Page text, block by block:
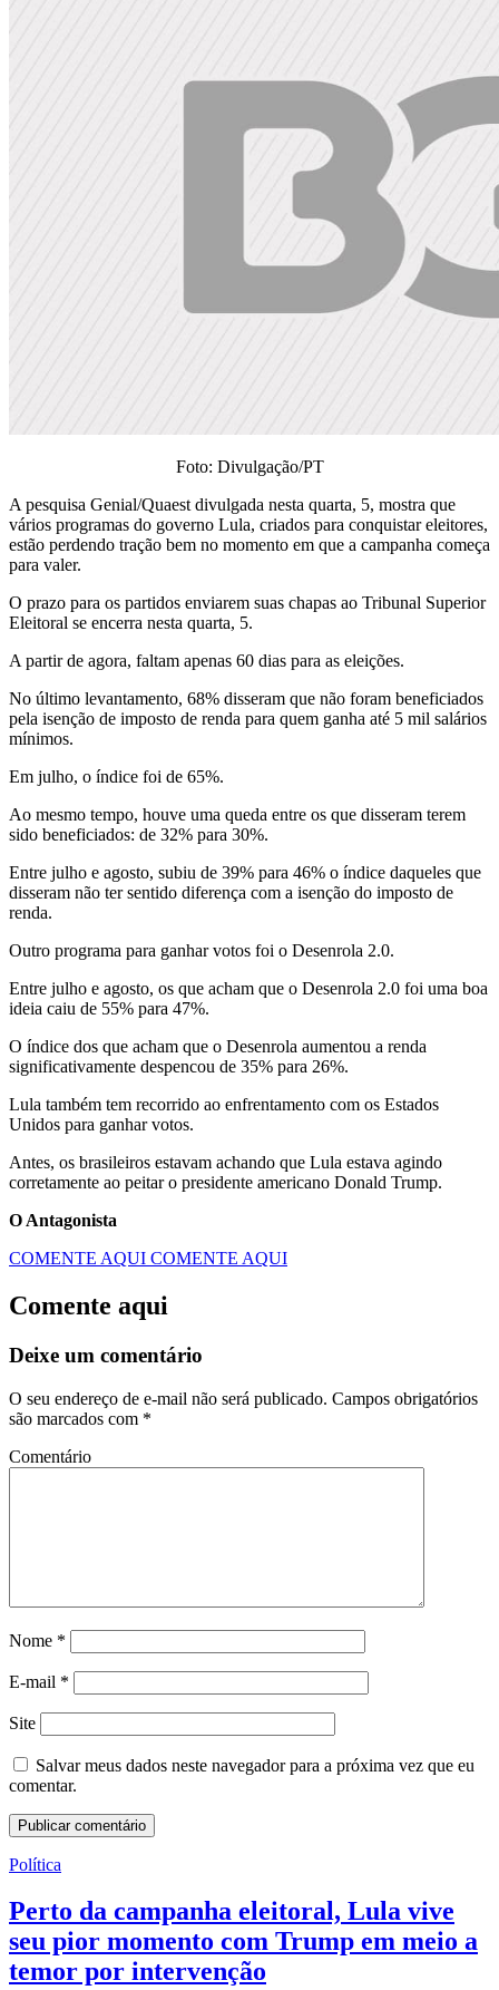
Foto: Divulgação/PT
A pesquisa Genial/Quaest divulgada nesta quarta, 5, mostra que
vários programas do governo Lula, criados para conquistar eleitores,
estão perdendo tração bem no momento em que a campanha começa
para valer.
O prazo para os partidos enviarem suas chapas ao Tribunal Superior
Eleitoral se encerra nesta quarta, 5.
A partir de agora, faltam apenas 60 dias para as eleições.
No último levantamento, 68% disseram que não foram beneficiados
pela isenção de imposto de renda para quem ganha até 5 mil salários
mínimos.
Em julho, o índice foi de 65%.
Ao mesmo tempo, houve uma queda entre os que disseram terem
sido beneficiados: de 32% para 30%.
Entre julho e agosto, subiu de 39% para 46% o índice daqueles que
disseram não ter sentido diferença com a isenção do imposto de
renda.
Outro programa para ganhar votos foi o Desenrola 2.0.
Entre julho e agosto, os que acham que o Desenrola 2.0 foi uma boa
ideia caiu de 55% para 47%.
O índice dos que acham que o Desenrola aumentou a renda
significativamente despencou de 35% para 26%.
Lula também tem recorrido ao enfrentamento com os Estados
Unidos para ganhar votos.
Antes, os brasileiros estavam achando que Lula estava agindo
corretamente ao peitar o presidente americano Donald Trump.
O Antagonista
COMENTE AQUI COMENTE AQUI
Comente aqui
Deixe um comentário
O seu endereço de e-mail não será publicado. Campos obrigatórios
são marcados com *
Comentário
Nome *
E-mail *
Site
Salvar meus dados neste navegador para a próxima vez que eu
comentar.
Política
Perto da campanha eleitoral, Lula vive
seu pior momento com Trump em meio a
temor por intervenção